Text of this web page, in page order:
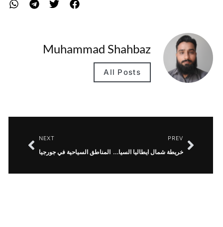
Muhammad Shahbaz
All Posts
PREV
خريطة شمال ايطاليا السياحية
NEXT
المناطق السياحية في جورجيا